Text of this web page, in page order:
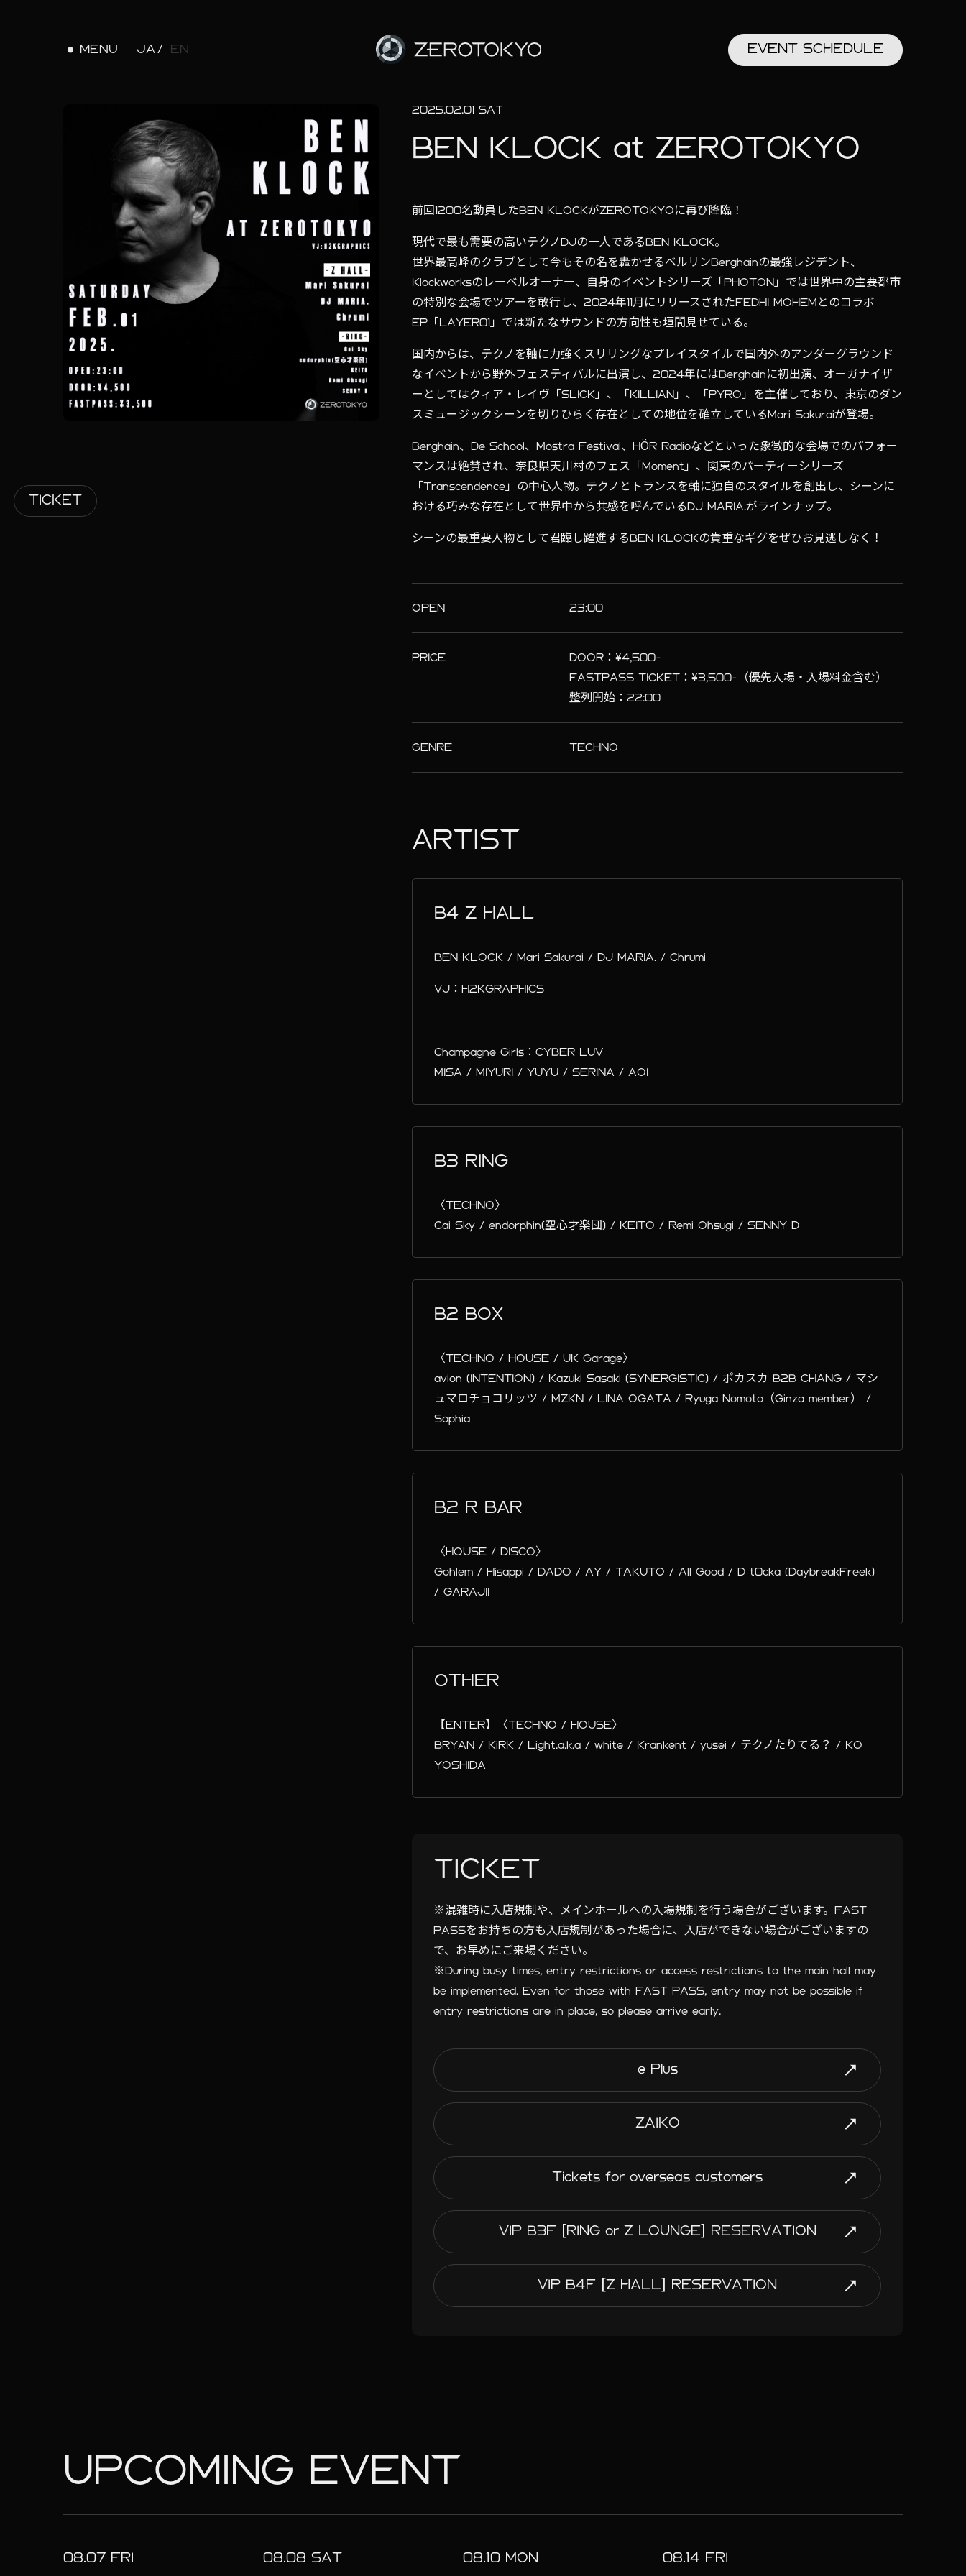
MENU JA EN EVENT SCHEDULE
TICKET
2025.02.01 SAT
BEN KLOCK at ZEROTOKYO
前回1200名動員したBEN KLOCKがZEROTOKYOに再び降臨！
現代で最も需要の高いテクノDJの一人であるBEN KLOCK。
世界最高峰のクラブとして今もその名を轟かせるベルリンBerghainの最強レジデント、
Klockworksのレーベルオーナー、自身のイベントシリーズ「PHOTON」では世界中の主要都市
の特別な会場でツアーを敢行し、2024年11月にリリースされたFEDHI MOHEMとのコラボ
EP「LAYER01」では新たなサウンドの方向性も垣間見せている。
国内からは、テクノを軸に力強くスリリングなプレイスタイルで国内外のアンダーグラウンド
なイベントから野外フェスティバルに出演し、2024年にはBerghainに初出演、オーガナイザ
ーとしてはクィア・レイヴ「SLICK」、「KILLIAN」、「PYRO」を主催しており、東京のダン
スミュージックシーンを切りひらく存在としての地位を確立しているMari Sakuraiが登場。
Berghain、De School、Mostra Festival、HÖR Radioなどといった象徴的な会場でのパフォー
マンスは絶賛され、奈良県天川村のフェス「Moment」、関東のパーティーシリーズ
「Transcendence」の中心人物。テクノとトランスを軸に独自のスタイルを創出し、シーンに
おける巧みな存在として世界中から共感を呼んでいるDJ MARIA.がラインナップ。
シーンの最重要人物として君臨し躍進するBEN KLOCKの貴重なギグをぜひお見逃しなく！
OPEN 23:00
PRICE
DOOR：¥4,500-
FASTPASS TICKET：¥3,500-（優先入場・入場料金含む）
整列開始：22:00
GENRE TECHNO
ARTIST
B4 Z HALL
BEN KLOCK / Mari Sakurai / DJ MARIA. / Chrumi
VJ：H2KGRAPHICS
Champagne Girls：CYBER LUV
MISA / MIYURI / YUYU / SERINA / AOI
B3 RING
〈TECHNO〉
Cai Sky / endorphin(空心才楽団) / KEITO / Remi Ohsugi / SENNY D
B2 BOX
〈TECHNO / HOUSE / UK Garage〉
avion (INTENTION) / Kazuki Sasaki (SYNERGISTIC) / ポカスカ B2B CHANG / マシ
ュマロチョコリッツ / MZKN / LINA OGATA / Ryuga Nomoto（Ginza member） /
Sophia
B2 R BAR
〈HOUSE / DISCO〉
Gohlem / Hisappi / DADO / AY / TAKUTO / All Good / D t0cka (DaybreakFreek)
/ GARAJII
OTHER
【ENTER】〈TECHNO / HOUSE〉
BRYAN / KiRK / Light.a.k.a / white / Krankent / yusei / テクノたりてる？ / KO
YOSHIDA
TICKET
※混雑時に入店規制や、メインホールへの入場規制を行う場合がございます。FAST
PASSをお持ちの方も入店規制があった場合に、入店ができない場合がございますの
で、お早めにご来場ください。
※During busy times, entry restrictions or access restrictions to the main hall may
be implemented. Even for those with FAST PASS, entry may not be possible if
entry restrictions are in place, so please arrive early.
e Plus
ZAIKO
Tickets for overseas customers
VIP B3F [RING or Z LOUNGE] RESERVATION
VIP B4F [Z HALL] RESERVATION
UPCOMING EVENT
08.07FRI 08.08 SAT 08.10MON 08.14 FRI